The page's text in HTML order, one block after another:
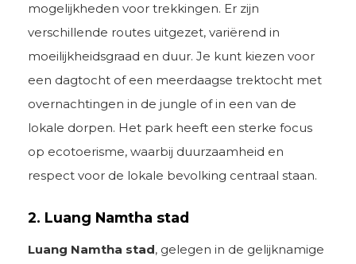
mogelijkheden voor trekkingen. Er zijn
verschillende routes uitgezet, variërend in
moeilijkheidsgraad en duur. Je kunt kiezen voor
een dagtocht of een meerdaagse trektocht met
overnachtingen in de jungle of in een van de
lokale dorpen. Het park heeft een sterke focus
op ecotoerisme, waarbij duurzaamheid en
respect voor de lokale bevolking centraal staan.
2. Luang Namtha stad
Luang Namtha stad, gelegen in de gelijknamige